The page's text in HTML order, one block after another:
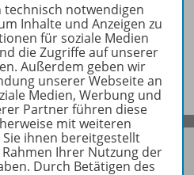
Service
notwendigen
Inhalte und Anzeigen zu
für soziale Medien
die Zugriffe auf unserer
Außerdem geben wir
unserer Webseite an
Medien, Werbung und
Partner führen diese
mit weiteren
ihnen bereitgestellt
Ihrer Nutzung der
Durch Betätigen des